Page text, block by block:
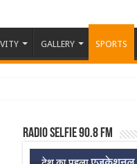
GALLERY SPORTS
Radio Selfie 90.8 FM